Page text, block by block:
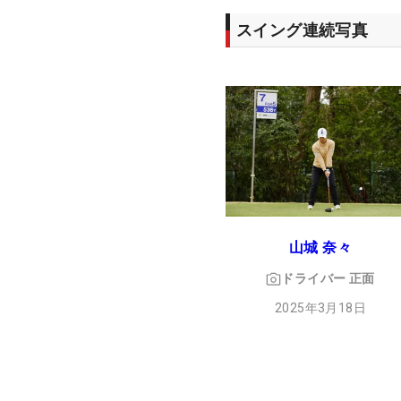
スイング連続写真
山城 奈々
ドライバー 正面
2025年3月18日